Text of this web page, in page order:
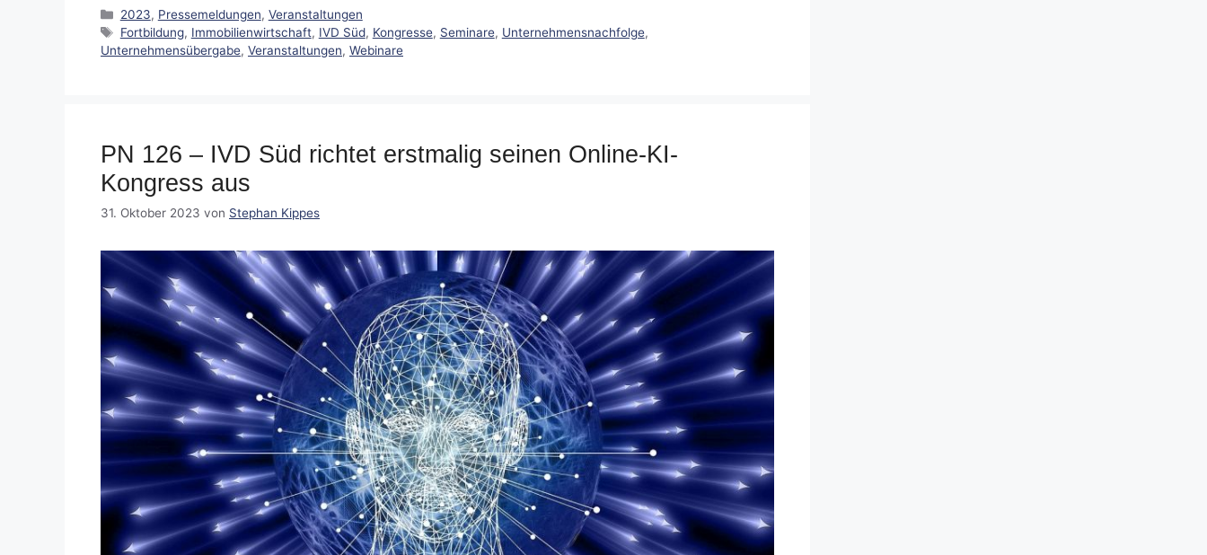
Kategorien
2023, Pressemeldungen, Veranstaltungen
Schlagwörter
Fortbildung, Immobilienwirtschaft, IVD Süd, Kongresse, Seminare, Unternehmensnachfolge,
Unternehmensübergabe, Veranstaltungen, Webinare
PN 126 – IVD Süd richtet erstmalig seinen Online-KI-
Kongress aus
31. Oktober 2023 von Stephan Kippes